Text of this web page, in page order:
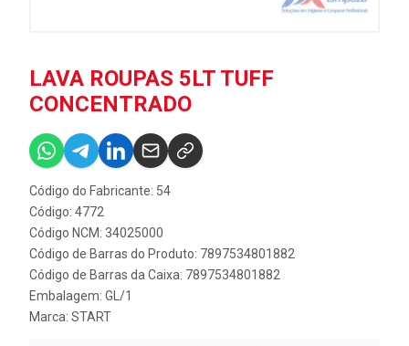
LAVA ROUPAS 5LT TUFF
CONCENTRADO
Código do Fabricante: 54
Código: 4772
Código NCM: 34025000
Código de Barras do Produto: 7897534801882
Código de Barras da Caixa: 7897534801882
Embalagem: GL/1
Marca: START